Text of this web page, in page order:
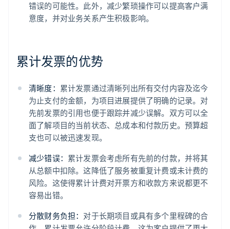
错误的可能性。此外，减少繁琐操作可以提高客户满
意度，并对业务关系产生积极影响。
累计发票的优势
清晰度： 累计发票通过清晰列出所有交付内容及迄今
为止支付的金额，为项目进展提供了明确的记录。对
先前发票的引用也便于跟踪并减少误解。双方可以全
面了解项目的当前状态、总成本和付款历史。预算超
支也可以被迅速发现。
减少错误： 累计发票会考虑所有先前的付款，并将其
从总额中扣除。这降低了服务被重复计费或未计费的
风险。这使得累计计费对开票方和收款方来说都更不
容易出错。
分散财务负担： 对于长期项目或具有多个里程碑的合
阿联酋
English
English
爱沙尼亚